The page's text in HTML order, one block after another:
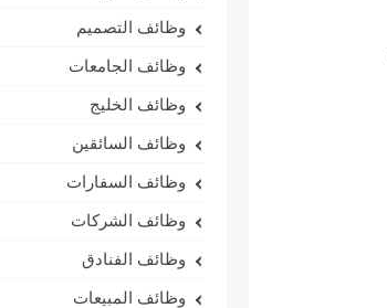
وظائف التصميم
وظائف الجامعات
وظائف الخليج
وظائف السائقين
وظائف السفارات
وظائف الشركات
وظائف الفنادق
وظائف المبيعات